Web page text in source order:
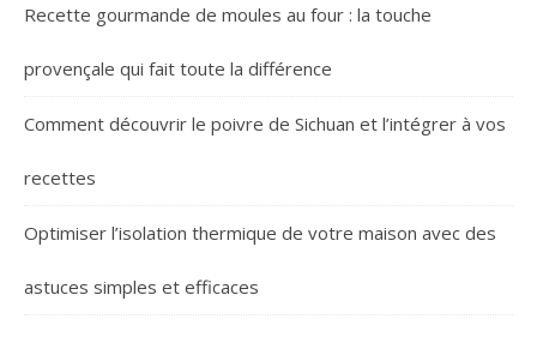
Recette gourmande de moules au four : la touche
provençale qui fait toute la différence
Comment découvrir le poivre de Sichuan et l’intégrer à vos
recettes
Optimiser l’isolation thermique de votre maison avec des
astuces simples et efficaces